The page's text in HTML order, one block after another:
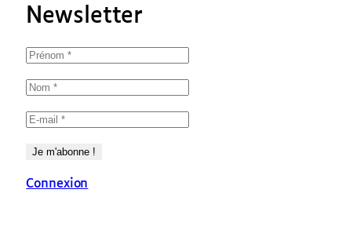
Newsletter
Connexion